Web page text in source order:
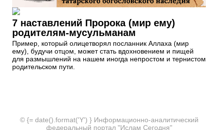
7 наставлений Пророка (мир ему)
родителям-мусульманам
Пример, который олицетворял посланник Аллаха (мир
ему), будучи отцом, может стать вдохновением и пищей
для размышлений на нашем иногда непростом и тернистом
родительском пути.
© {= date().format('Y') } Информационно-аналитический
федеральный портал "Ислам Сегодня"